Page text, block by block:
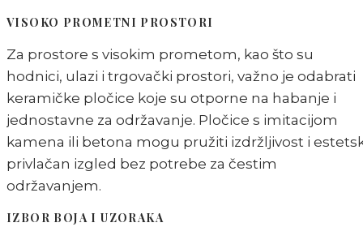
VISOKO PROMETNI PROSTORI
Za prostore s visokim prometom, kao što su
hodnici, ulazi i trgovački prostori, važno je odabrati
keramičke pločice koje su otporne na habanje i
jednostavne za održavanje. Pločice s imitacijom
kamena ili betona mogu pružiti izdržljivost i
privlačan izgled bez potrebe za čestim
održavanjem.
IZBOR BOJA I UZORAKA